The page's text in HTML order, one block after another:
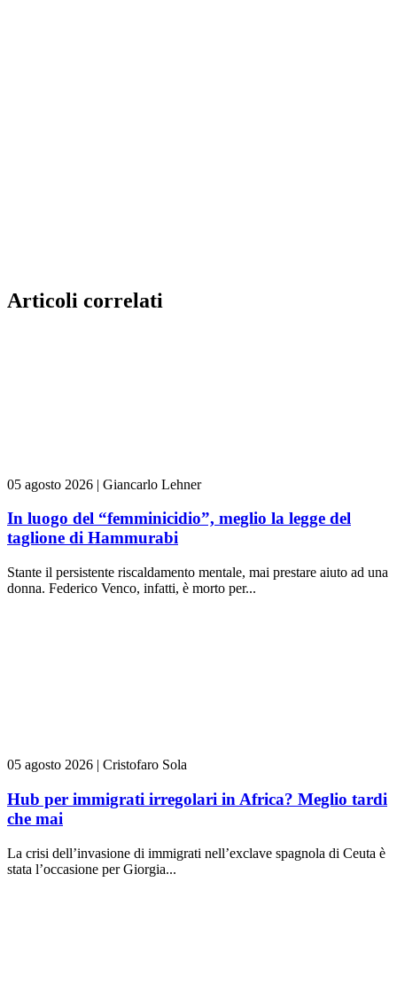
Articoli correlati
05 agosto 2026 | Giancarlo Lehner
In luogo del “femminicidio”, meglio la legge del
taglione di Hammurabi
Stante il persistente riscaldamento mentale, mai prestare aiuto ad una
donna. Federico Venco, infatti, è morto per...
05 agosto 2026 | Cristofaro Sola
Hub per immigrati irregolari in Africa? Meglio tardi
che mai
La crisi dell’invasione di immigrati nell’exclave spagnola di Ceuta è
stata l’occasione per Giorgia...